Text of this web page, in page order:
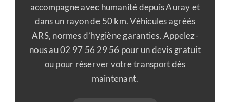
accompagne avec humanité depuis Auray et
dans un rayon de 50 km. Véhicules agréés
ARS, normes d’hygiène garanties. Appelez-
nous au 02 97 56 29 56 pour un devis gratuit
ou pour réserver votre transport dès
maintenant.